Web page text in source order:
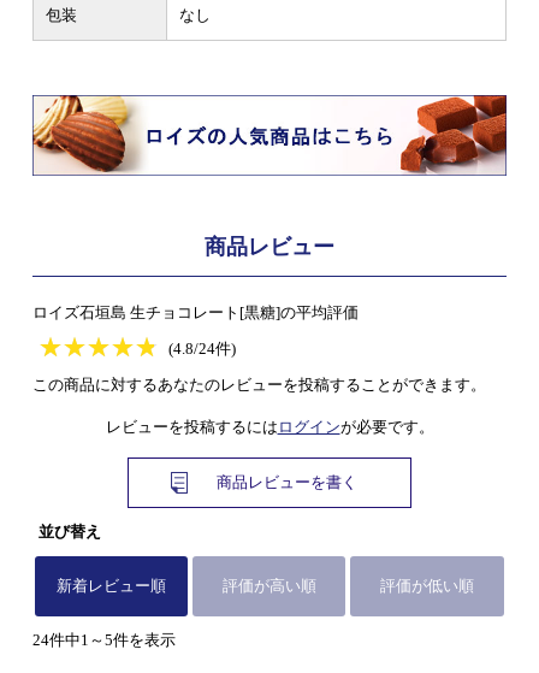
包装 なし
商品レビュー
ロイズ石垣島 生チョコレート[黒糖]の平均評価
★★★★★
★★★★★
(4.8/24件)
この商品に対するあなたのレビューを投稿することができます。
レビューを投稿するには ログインが必要です。
商品レビューを書く
並び替え
新着レビュー順 評価が高い順 評価が低い順
24件中1～5件を表示